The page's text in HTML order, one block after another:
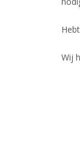
Wij